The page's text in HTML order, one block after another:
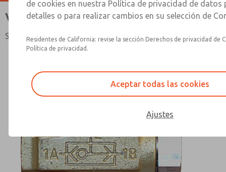
Válvulas de lanzadera
Serie 19
Contact ROSS Mexico for
de cookies en nuestra Política de privacidad de datos
detalles o para realizar cambios en su selección de
Residentes de California: revise la sección Derechos de privacidad de
Política de privacidad.
Aceptar todas las cookies
Ajustes